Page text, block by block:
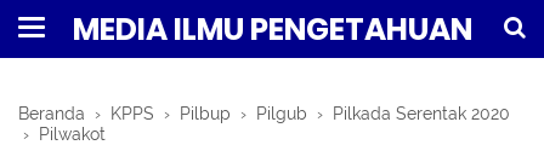
MEDIA ILMU PENGETAHUAN
Beranda › KPPS › Pilbup › Pilgub › Pilkada Serentak 2020
› Pilwakot